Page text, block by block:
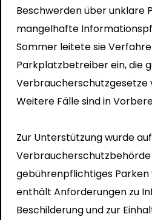
Beschwerden über unklare
mangelhafte
Sommer leitete sie
Parkplatzbetreiber ein, die
Verbraucherschutzgesetze
Weitere Fälle sind in
Zur Unterstützung wurde
Verbraucherschutzbehörde
gebührenpflichtiges
enthält Anforderungen zu
Beschilderung und zur